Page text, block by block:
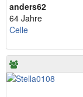
anders62
64 Jahre
Celle